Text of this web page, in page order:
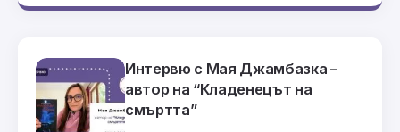
Интервю с Мая Джамбазка –
автор на “Кладенецът на
смъртта”